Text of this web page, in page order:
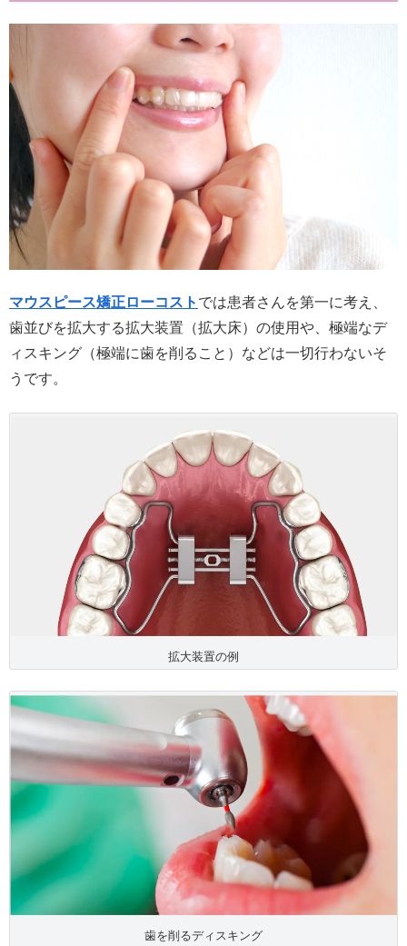
マウスピース矯正ローコスト では患者さんを第一に考え、
歯並びを拡大する拡大装置（拡大床）の使用や、極端なデ
ィスキング（極端に歯を削ること）などは一切行わないそ
うです。
拡大装置の例
歯を削るディスキング